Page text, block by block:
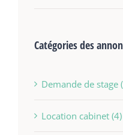
Catégories des
Demande de stage
Location cabinet (4)